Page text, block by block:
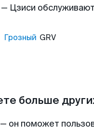
Цзиси
Грозный GRV
больше
он поможет